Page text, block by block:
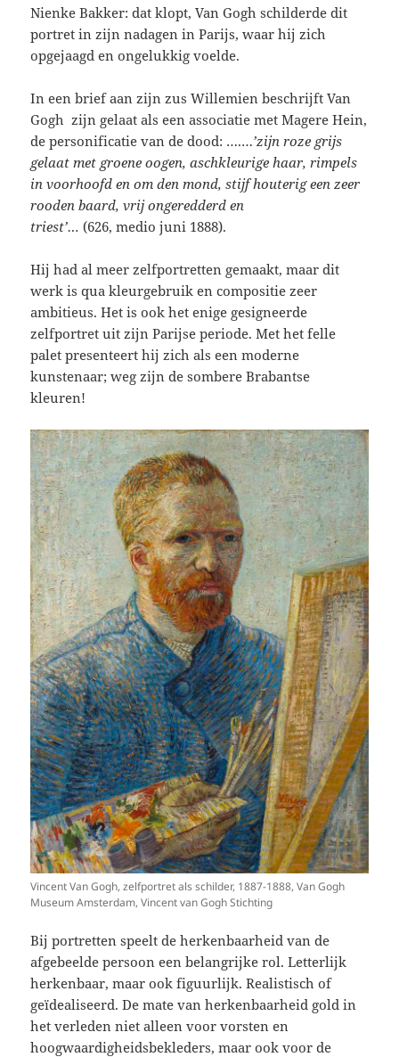
Nienke Bakker: dat klopt, Van Gogh schilderde dit
portret in zijn nadagen in Parijs, waar hij zich
opgejaagd en ongelukkig voelde.
In een brief aan zijn zus Willemien beschrijft Van
Gogh zijn gelaat als een associatie met Magere Hein,
de personificatie van de dood: ….…’zijn roze grijs
gelaat met groene oogen, aschkleurige haar, rimpels
in voorhoofd en om den mond, stijf houterig een zeer
rooden baard, vrij ongeredderd en
triest’…(626, medio juni 1888).
Hij had al meer zelfportretten gemaakt, maar dit
werk is qua kleurgebruik en compositie zeer
ambitieus. Het is ook het enige gesigneerde
zelfportret uit zijn Parijse periode. Met het felle
palet presenteert hij zich als een moderne
kunstenaar; weg zijn de sombere Brabantse
kleuren!
Vincent Van Gogh, zelfportret als schilder, 1887-1888, Van Gogh
Museum Amsterdam, Vincent van Gogh Stichting
Bij portretten speelt de herkenbaarheid van de
afgebeelde persoon een belangrijke rol. Letterlijk
herkenbaar, maar ook figuurlijk. Realistisch of
geïdealiseerd. De mate van herkenbaarheid gold in
het verleden niet alleen voor vorsten en
hoogwaardigheidsbekleders, maar ook voor de